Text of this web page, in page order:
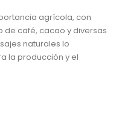
agrícola, con
de café, cacao y diversas
naturales lo
la producción y el